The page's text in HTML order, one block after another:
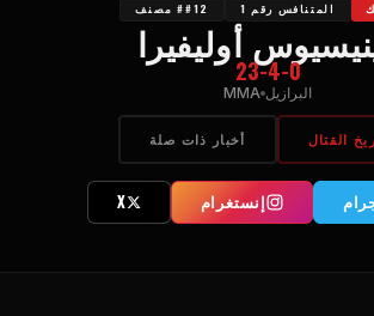
المتنافس رقم 1 ##12 مصنف
أوليفيرا
23-4-0
البرازيل MMA
القتال أخبار ذات صلة
إنستغرام X